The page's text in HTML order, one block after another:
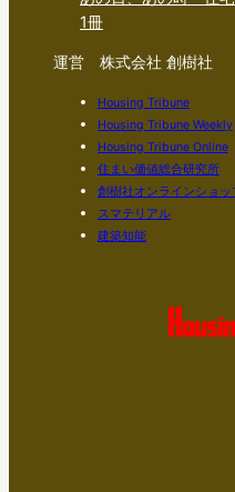
1冊
運営 株式会社 創樹社
Housing Tribune
Housing Tribune Weekly
Housing Tribune Online
住まい価値総合研究所
創樹社オンラインショッ
スマテリアル
建築知能